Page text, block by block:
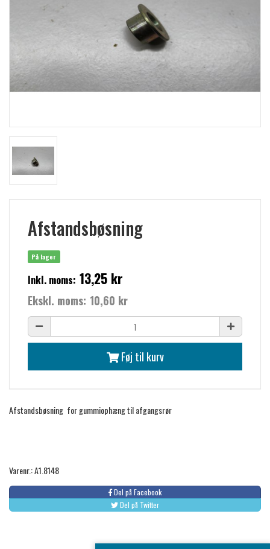
Afstandsbøsning
På lager
Inkl. moms: 13,25 kr
Ekskl. moms: 10,60 kr
Føj til kurv
Afstandsbøsning for gummiophæng til afgangsrør
Varenr.: A1.8148
Del på Facebook
Del på Twitter